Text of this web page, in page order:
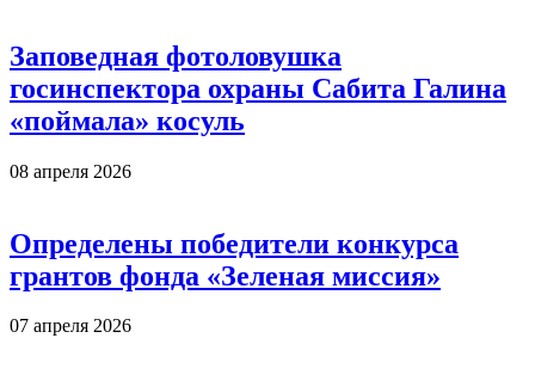
Заповедная фотоловушка
госинспектора охраны Сабита Галина
«поймала» косуль
08 апреля 2026
Определены победители конкурса
грантов фонда «Зеленая миссия»
07 апреля 2026